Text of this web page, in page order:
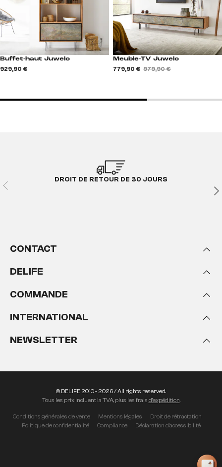
Buffet-haut Juwelo
929,90 €
Meuble-TV Juwelo
779,90 € 979,90 €
DROIT DE RETOUR DE 30 JOURS
CONTACT
DELIFE
COMMANDE
INTERNATIONAL
NEWSLETTER
Conditions générales de vente Mentions légales
Droit de rétractation
Politique de confidentialité
Compliance Déclaration d'accessibilité
© DELIFE 2010 - 2026 / All rights reserved.
Tous les prix incluent la TVA, plus les frais d'expédition.